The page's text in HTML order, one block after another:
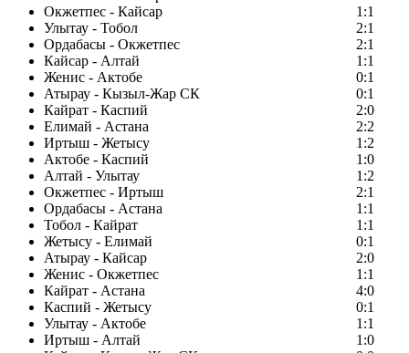
Окжетпес - Кайсар
1:1
Улытау - Тобол
2:1
Ордабасы - Окжетпес
2:1
Кайсар - Алтай
1:1
Женис - Актобе
0:1
Атырау - Кызыл-Жар СК
0:1
Кайрат - Каспий
2:0
Елимай - Астана
2:2
Иртыш - Жетысу
1:2
Актобе - Каспий
1:0
Алтай - Улытау
1:2
Окжетпес - Иртыш
2:1
Ордабасы - Астана
1:1
Тобол - Кайрат
1:1
Жетысу - Елимай
0:1
Атырау - Кайсар
2:0
Женис - Окжетпес
1:1
Кайрат - Астана
4:0
Каспий - Жетысу
0:1
Улытау - Актобе
1:1
Иртыш - Алтай
1:0